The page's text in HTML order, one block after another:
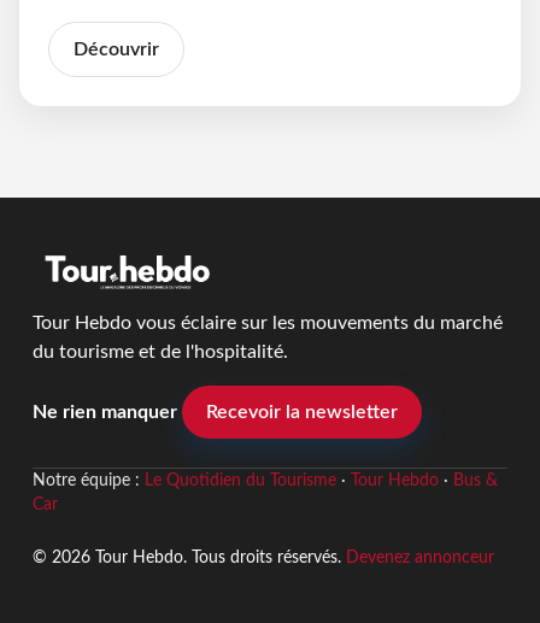
Découvrir
Tour Hebdo vous éclaire sur les mouvements du marché
du tourisme et de l'hospitalité.
Ne rien manquer Recevoir la newsletter
Notre équipe : Le Quotidien du Tourisme· Tour Hebdo· Bus &
Car
© 2026 Tour Hebdo. Tous droits réservés. Devenez annonceur